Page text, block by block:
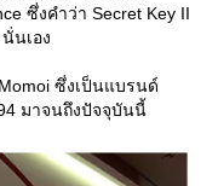
ซึ่งคำว่า Secret Key II
นั่นเอง
ซึ่งเป็นแบรนด์
มาจนถึงปัจจุบันนี้